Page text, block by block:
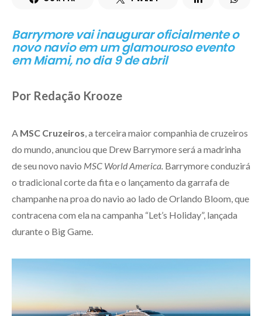
Barrymore vai inaugurar oficialmente o
novo navio em um glamouroso evento
em Miami, no dia 9 de abril
Por Redação Krooze
A MSC Cruzeiros , a terceira maior companhia de cruzeiros
do mundo, anunciou que Drew Barrymore será a madrinha
de seu novo navio MSC World America. Barrymore conduzirá
o tradicional corte da fita e o lançamento da garrafa de
champanhe na proa do navio ao lado de Orlando Bloom, que
contracena com ela na campanha “Let’s Holiday”, lançada
durante o Big Game.